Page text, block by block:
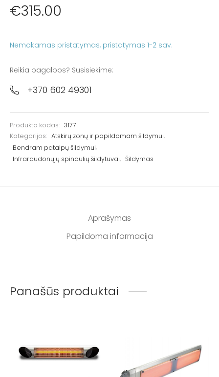
€315.00
Nemokamas pristatymas
Reikia pagalbos? Susisiekime:
+370 602 49301
Produkto kodas: 3177
Kategorijos: Atskirų zonų ir papildomam šildymui,
Bendram patalpų šildymui,
Infraraudonųjų spindulių šildytuvai, Šildymas
Aprašymas
Papildoma informacija
Panašūs produktai